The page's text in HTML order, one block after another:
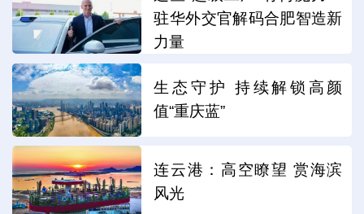
驻华外交官解码合肥智造新
力量
生态守护 持续解锁高颜
值“重庆蓝”
连云港：高空瞭望 赏海滨
风光